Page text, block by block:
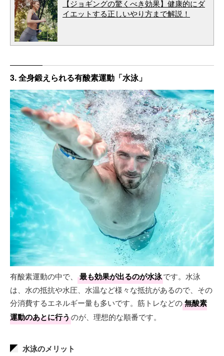
【ジョギングの驚くべき効果】健康的にダ
イエットする正しいやり方まで解説！
3. 全身鍛えられる有酸素運動「水泳」
有酸素運動の中で、 最も効果が出るのが水泳です。水泳
は、水の抵抗や水圧、水温など様々な抵抗があるので、その
分消費するエネルギー量も多いです。筋トレなどの無酸素
運動のあとに行うのが、理想的な順番です。
水泳のメリット